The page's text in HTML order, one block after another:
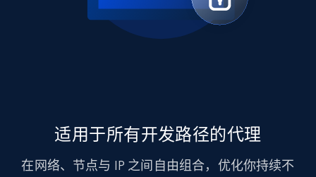
适用于所有开发路径的代理
在网络、节点与 IP 之间自由组合，优化你持续不